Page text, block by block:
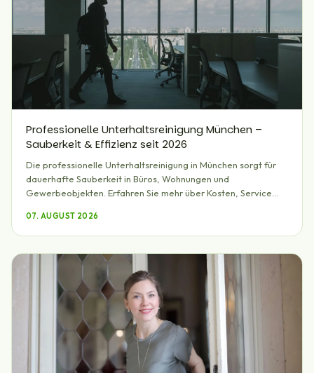
Professionelle Unterhaltsreinigung München –
Sauberkeit & Effizienz seit 2026
Die professionelle Unterhaltsreinigung in München sorgt für
dauerhafte Sauberkeit in Büros, Wohnungen und
Gewerbeobjekten. Erfahren Sie mehr über Kosten, Service
07. AUGUST 2026